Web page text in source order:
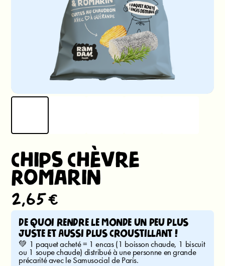
Chips Chèvre
Romarin
2,65€
DE QUOI RENDRE LE MONDE UN PEU PLUS
JUSTE ET AUSSI PLUS CROUSTILLANT !
💚 1 paquet acheté = 1 encas (1 boisson chaude, 1 biscuit
ou 1 soupe chaude) distribué à une personne en grande
précarité avec le Samusocial de Paris.